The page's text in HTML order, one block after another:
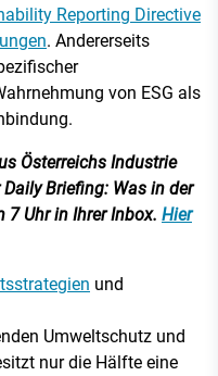
Reporting Directive
. Andererseits
von ESG als
Österreichs Industrie
Briefing: Was in der
Uhr in Ihrer Inbox. Hier
und
Umweltschutz und
nur die Hälfte eine